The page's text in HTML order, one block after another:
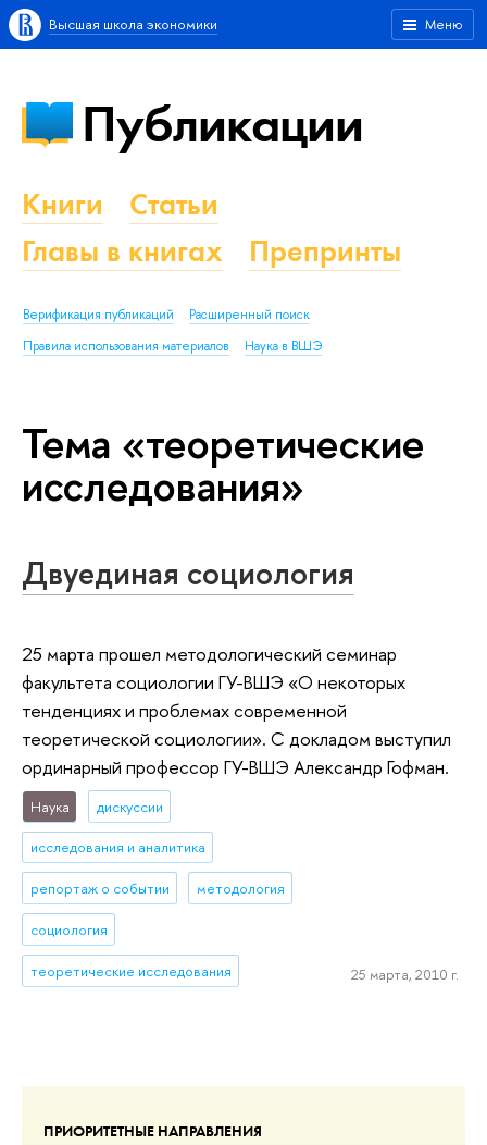
Меню
Высшая школа экономики
ПРИОРИТЕТНЫЕ НАПРАВЛЕНИЯ
Публикации
Книги
Статьи
Главы в книгах
Препринты
Верификация публикаций
Расширенный поиск
Правила использования материалов
Наука в ВШЭ
Тема «теоретические
исследования»
Двуединая социология
25 марта прошел методологический семинар
факультета социологии ГУ-ВШЭ «О некоторых
тенденциях и проблемах современной
теоретической социологии». С докладом выступил
ординарный профессор ГУ-ВШЭ Александр Гофман.
Наука дискуссии
исследования и аналитика
репортаж о событии методология
социология
теоретические исследования 25 марта, 2010 г.